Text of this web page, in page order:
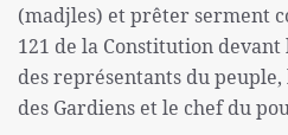
(madjles) et prêter serment
121 de la Constitution devant
des représentants du
des Gardiens et le chef du